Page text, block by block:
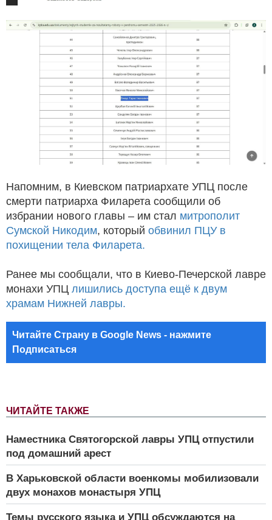
ЧИТАЙТЕ ТАКЖЕ
Наместника Святогорской лавры УПЦ отпустили
под домашний арест
В Харьковской области военкомы мобилизовали
двух монахов монастыря УПЦ
Темы русского языка и УПЦ обсуждаются на
Напомним, в Киевском патриархате УПЦ после
смерти патриарха Филарета сообщили об
избрании нового главы – им стал митрополит
Сумской Никодим, который обвинил ПЦУ в
похищении тела Филарета.
Ранее мы сообщали, что в Киево-Печерской лавре
монахи УПЦ лишились доступа ещё к двум
храмам Нижней лавры.
Читайте Страну в Google News - нажмите
Подписаться